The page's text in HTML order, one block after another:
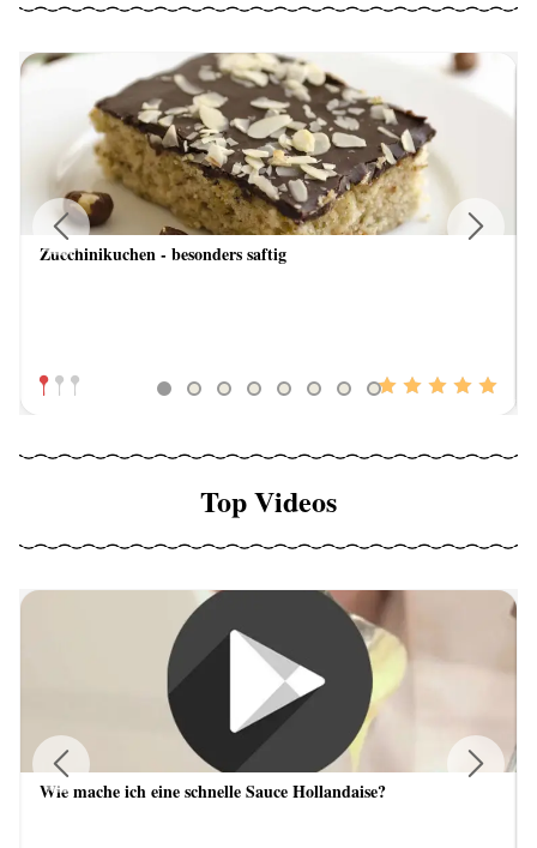
Zucchinikuchen - besonders saftig
Previous
Top Videos
Wie mache ich eine schnelle Sauce Hollandaise?
Previous